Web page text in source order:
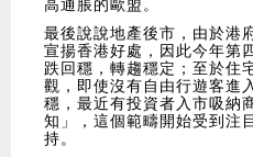
高通脹的歐盟。
最後說說地產後市，由於港
宣揚香港好處，因此今年第
跌回穩，轉趨穩定；至於住
觀，即使沒有自由行遊客進
穩，最近有投資者入市吸納
知」，這個範疇開始受到注
持。